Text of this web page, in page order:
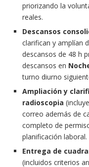
priorizando la
reales.
Descansos
clarifican y amplían
descansos de 48 h
descansos en
turno diurno
Ampliación y
radioscopia
correo además de
completo de
planificación laboral.
Entrega de
(incluidos criterios